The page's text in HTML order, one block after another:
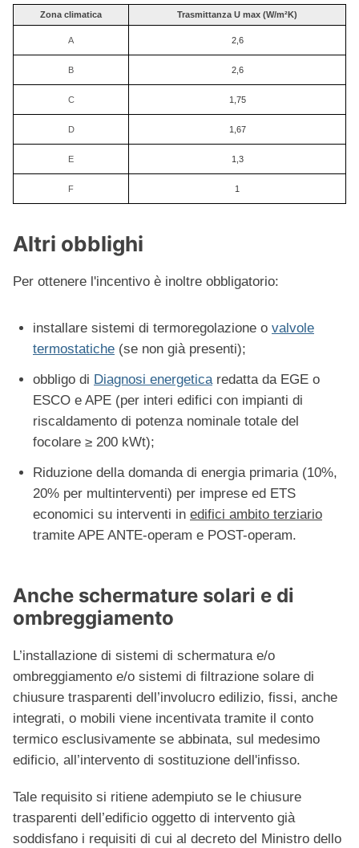
Zona climatica Trasmittanza U max (W/m²K)
A 2,6
B 2,6
C 1,75
D 1,67
E 1,3
F 1
Altri obblighi
Per ottenere l'incentivo è inoltre obbligatorio:
installare sistemi di termoregolazione o valvole
termostatiche (se non già presenti);
obbligo di Diagnosi energeticaredatta da EGE o
ESCO e APE (per interi edifici con impianti di
riscaldamento di potenza nominale totale del
focolare ≥ 200 kWt);
Riduzione della domanda di energia primaria (10%,
20% per multinterventi) per imprese ed ETS
economici su interventi in edifici ambito terziario
tramite APE ANTE-operam e POST-operam.
Anche schermature solari e di
ombreggiamento
L’installazione di sistemi di schermatura e/o
ombreggiamento e/o sistemi di filtrazione solare di
chiusure trasparenti dell’involucro edilizio, fissi, anche
integrati, o mobili viene incentivata tramite il conto
termico esclusivamente se abbinata, sul medesimo
edificio, all’intervento di sostituzione dell'infisso.
Tale requisito si ritiene adempiuto se le chiusure
trasparenti dell’edificio oggetto di intervento già
soddisfano i requisiti di cui al decreto del Ministro dello